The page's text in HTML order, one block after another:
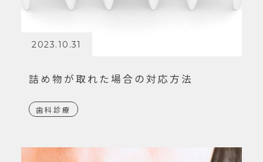
2023.10.31
詰め物が取れた場合の対応方法
歯科診療